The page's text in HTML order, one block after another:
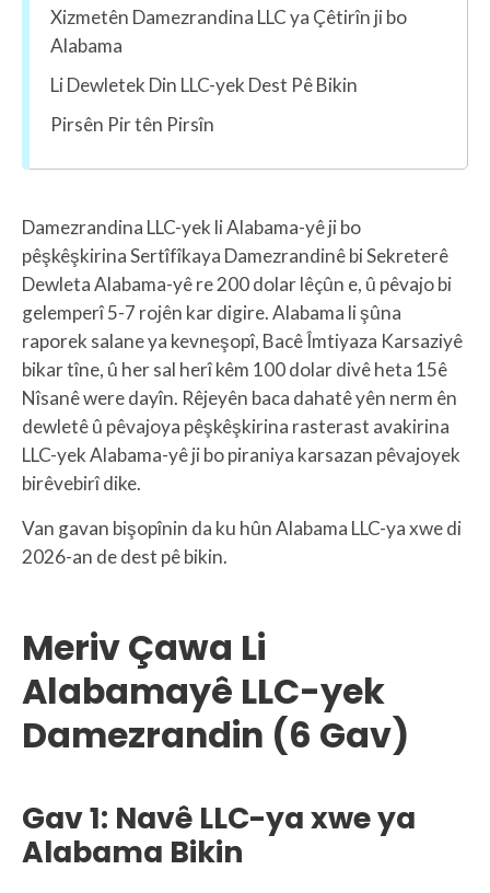
Xizmetên Damezrandina LLC ya Çêtirîn ji bo
Alabama
Li Dewletek Din LLC-yek Dest Pê Bikin
Pirsên Pir tên Pirsîn
Damezrandina LLC-yek li Alabama-yê ji bo
pêşkêşkirina Sertîfîkaya Damezrandinê bi Sekreterê
Dewleta Alabama-yê re 200 dolar lêçûn e, û pêvajo bi
gelemperî 5-7 rojên kar digire. Alabama li şûna
raporek salane ya kevneşopî, Bacê Îmtiyaza Karsaziyê
bikar tîne, û her sal herî kêm 100 dolar divê heta 15ê
Nîsanê were dayîn. Rêjeyên baca dahatê yên nerm ên
dewletê û pêvajoya pêşkêşkirina rasterast avakirina
LLC-yek Alabama-yê ji bo piraniya karsazan pêvajoyek
birêvebirî dike.
Van gavan bişopînin da ku hûn Alabama LLC-ya xwe di
2026-an de dest pê bikin.
Meriv Çawa Li
Alabamayê LLC-yek
Damezrandin (6 Gav)
Gav 1: Navê LLC-ya xwe ya
Alabama Bikin